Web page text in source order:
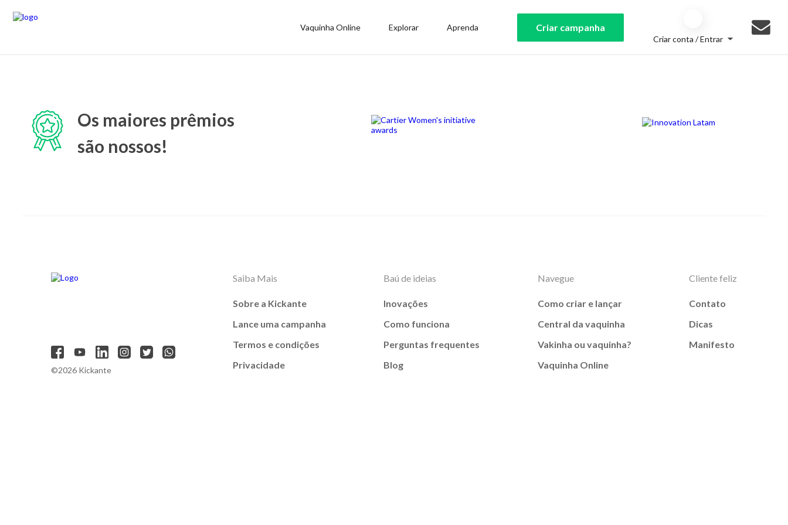
Vaquinha Online Explorar Aprenda Criar campanha
Criar conta / Entrar
Os maiores prêmios
são nossos!
©2026 Kickante
Saiba Mais
Sobre a Kickante
Lance uma campanha
Termos e condições
Privacidade
Baú de ideias
Inovações
Como funciona
Perguntas frequentes
Blog
Navegue
Como criar e lançar
Central da vaquinha
Vakinha ou vaquinha?
Vaquinha Online
Cliente feliz
Contato
Dicas
Manifesto